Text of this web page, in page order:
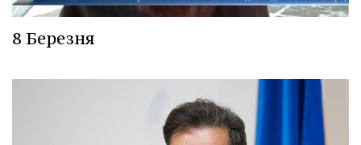
8 Березня